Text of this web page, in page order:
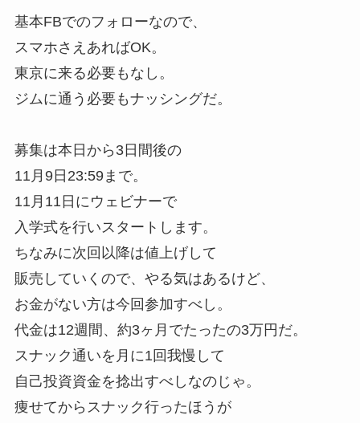
基本FBでのフォローなので、
スマホさえあればOK。
東京に来る必要もなし。
ジムに通う必要もナッシングだ。
募集は本日から3日間後の
11月9日23:59まで。
11月11日にウェビナーで
入学式を行いスタートします。
ちなみに次回以降は値上げして
販売していくので、やる気はあるけど、
お金がない方は今回参加すべし。
代金は12週間、約3ヶ月でたったの3万円だ。
スナック通いを月に1回我慢して
自己投資資金を捻出すべしなのじゃ。
痩せてからスナック行ったほうが